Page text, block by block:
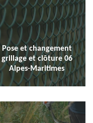
Pose et changement
grillage et clôture 06
Alpes-Maritimes